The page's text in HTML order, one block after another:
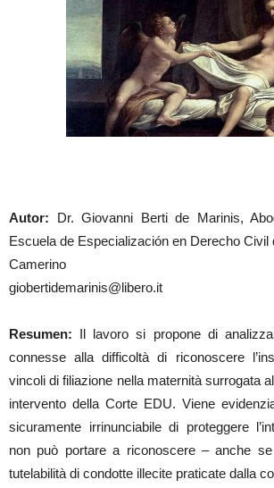
Autor: Dr. Giovanni Berti de Marinis,
Escuela de Especialización en Derecho Civil
Camerino
giobertidemarinis@libero.it
Resumen: Il lavoro si propone di
connesse alla difficoltà di riconoscere
vincoli di filiazione nella maternità surrogata
intervento della Corte EDU. Viene
sicuramente irrinunciabile di proteggere
non può portare a riconoscere – anche
tutelabilità di condotte illecite praticate dalla